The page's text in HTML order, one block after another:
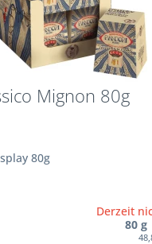
Mignon 80g
80g
Derzeit
80